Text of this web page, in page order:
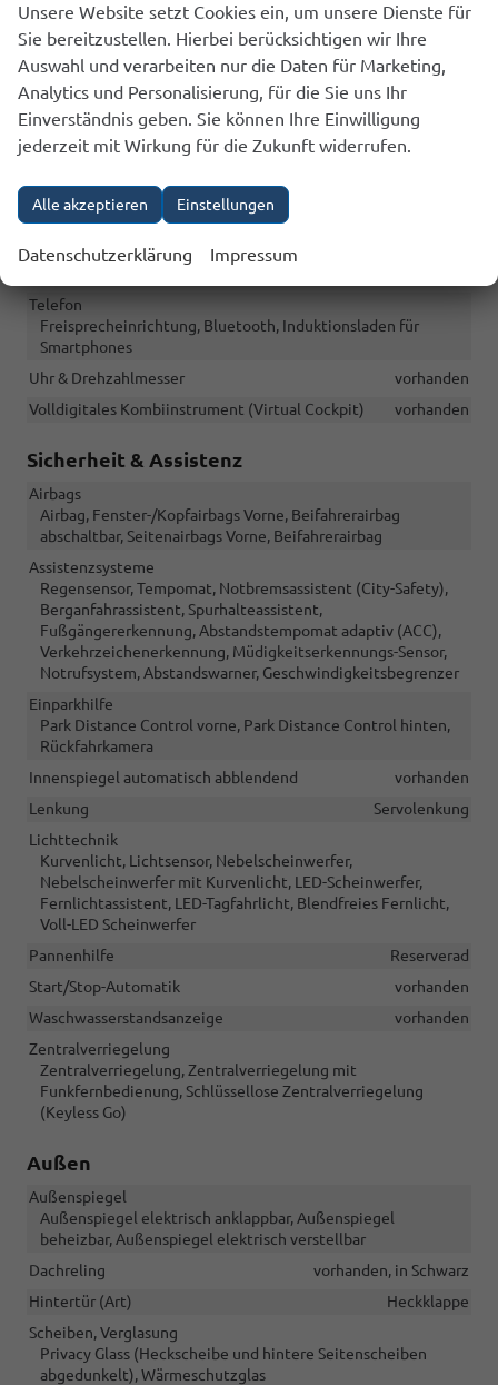
Sitze: Verstellbarkeit
Höhenverstellbarer Fahrer- und Beifahrersitz
Infotainment & Kommunikation
Audioanlage
Radio/MP3-Player, Radio, Schnittstelle MP3, Schnittstelle
USB, Digitalradio DAB, Farbdisplay, Android Auto, Apple
Außentemperaturanzeige
Telefon
Freisprecheinrichtung, Bluetooth, Induktionsladen für
Smartphones
Uhr & Drehzahlmesser
vorhanden
Volldigitales Kombiinstrument (Virtual Cockpit)
vorhanden
Sicherheit & Assistenz
Airbags
Airbag, Fenster-/Kopfairbags Vorne, Beifahrerairbag
abschaltbar, Seitenairbags Vorne, Beifahrerairbag
Assistenzsysteme
Regensensor, Tempomat, Notbremsassistent (City-Safety),
Berganfahrassistent, Spurhalteassistent,
Fußgängererkennung, Abstandstempomat adaptiv (ACC),
Verkehrzeichenerkennung, Müdigkeitserkennungs-Sensor,
Notrufsystem, Abstandswarner, Geschwindigkeitsbegrenzer
Einparkhilfe
Park Distance Control vorne, Park Distance Control hinten,
Rückfahrkamera
Innenspiegel automatisch abblendend
vorhanden
Lenkung
Servolenkung
Lichttechnik
Kurvenlicht, Lichtsensor, Nebelscheinwerfer,
Nebelscheinwerfer mit Kurvenlicht, LED-Scheinwerfer,
Fernlichtassistent, LED-Tagfahrlicht, Blendfreies Fernlicht,
Voll-LED Scheinwerfer
Pannenhilfe
Reserverad
Start/Stop-Automatik
vorhanden
Waschwasserstandsanzeige
vorhanden
Zentralverriegelung
Zentralverriegelung, Zentralverriegelung mit
Funkfernbedienung, Schlüssellose Zentralverriegelung
(Keyless Go)
Außen
Außenspiegel
Außenspiegel elektrisch anklappbar, Außenspiegel
beheizbar, Außenspiegel elektrisch verstellbar
Dachreling
vorhanden, in Schwarz
Hintertür (Art)
Heckklappe
Scheiben, Verglasung
Privacy Glass (Heckscheibe und hintere Seitenscheiben
abgedunkelt), Wärmeschutzglas
Unsere Website setzt Cookies ein, um unsere Dienste für
Sie bereitzustellen. Hierbei berücksichtigen wir Ihre
Auswahl und verarbeiten nur die Daten für Marketing,
Analytics und Personalisierung, für die Sie uns Ihr
Einverständnis geben. Sie können Ihre Einwilligung
jederzeit mit Wirkung für die Zukunft widerrufen.
Alle akzeptieren Einstellungen
Datenschutzerklärung Impressum